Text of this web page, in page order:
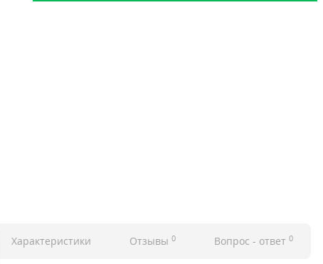
Характеристики Отзывы 0 Вопрос - ответ 0